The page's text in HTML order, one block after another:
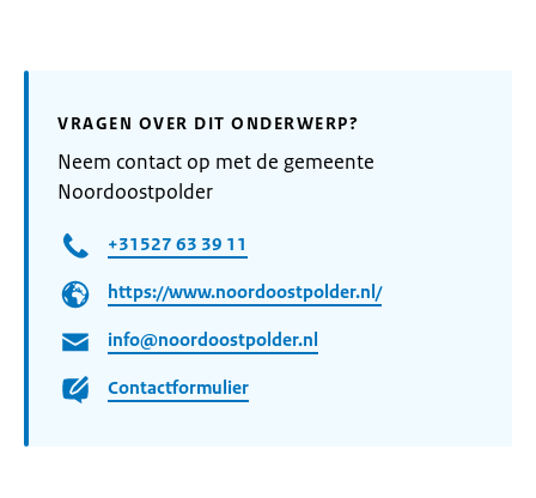
VRAGEN OVER DIT ONDERWERP?
Neem contact op met de gemeente
Noordoostpolder
+31527 63 39 11
https://www.noordoostpolder.nl/
info@noordoostpolder.nl
Contactformulier